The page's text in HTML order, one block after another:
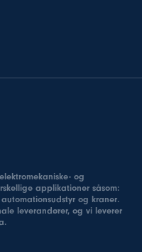
og
applikationer såsom:
og kraner.
leverandører, og vi leverer